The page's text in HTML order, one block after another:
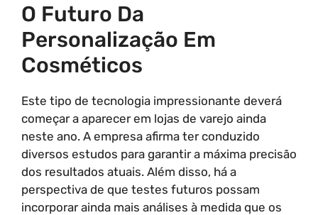
O Futuro Da
Personalização Em
Cosméticos
Este tipo de tecnologia impressionante deverá
começar a aparecer em lojas de varejo ainda
neste ano. A empresa afirma ter conduzido
diversos estudos para garantir a máxima precisão
dos resultados atuais. Além disso, há a
perspectiva de que testes futuros possam
incorporar ainda mais análises à medida que os